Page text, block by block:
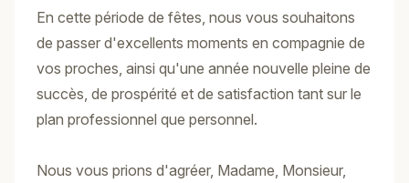
En cette période de fêtes, nous vous souhaitons
de passer d'excellents moments en compagnie de
vos proches, ainsi qu'une année nouvelle pleine de
succès, de prospérité et de satisfaction tant sur le
plan professionnel que personnel.
Nous vous prions d'agréer, Madame, Monsieur,